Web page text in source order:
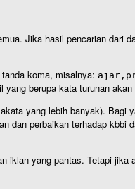
Jika hasil pencarian dari
koma, misalnya:
berupa kata turunan
yang lebih banyak). Bagi
dan perbaikan terhadap kbbi
iklan yang pantas. Tetapi